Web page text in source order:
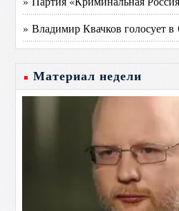
» Владимир Квачков голосует
Материал недели